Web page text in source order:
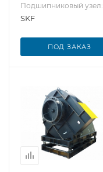
Подшипниковый узел:
SKF
ПОД ЗАКАЗ